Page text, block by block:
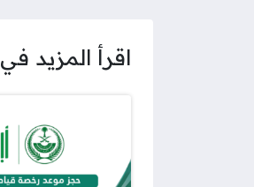
اقرأ المزيد في